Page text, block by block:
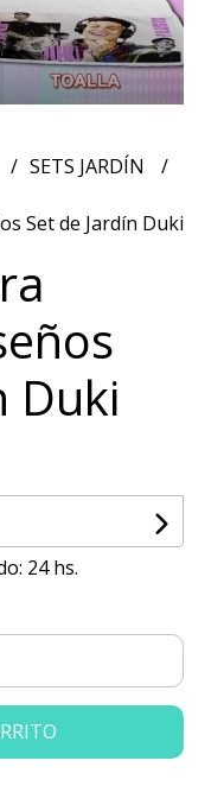
SETS JARDÍN
Set de Jardín Duki
Duki
24 hs.